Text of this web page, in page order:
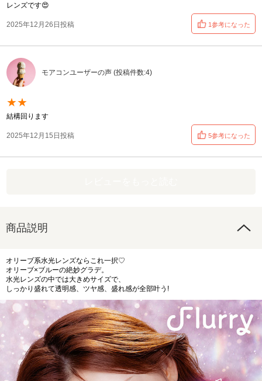
レンズです😍
2025年12月26日投稿 1参考になった
モアコンユーザーの声 (投稿件数:4)
★★
結構回ります
2025年12月15日投稿 5参考になった
商品説明
オリーブ系水光レンズならこれ一択♡
オリーブ×ブルーの絶妙グラデ。
水光レンズの中では大きめサイズで、
しっかり盛れて透明感、ツヤ感、盛れ感が全部叶う!